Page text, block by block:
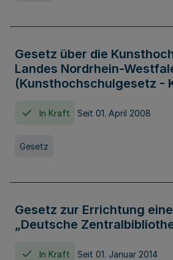
Gesetz über die
Landes Nordrhein-
(Kunsthochschulgesetz -
In Kraft Seit 01. April 2008
Gesetz
Gesetz zur Errichtung
„Deutsche
In Kraft Seit 01. Januar 2014